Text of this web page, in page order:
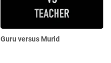
Guru versus Murid